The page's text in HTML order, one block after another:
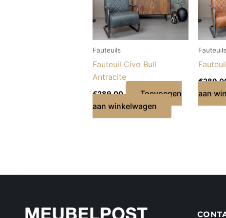
Fauteuils
Fauteuil Civo Bull
Antracite
€289,00
Toevoegen
aan winkelwagen
Fauteuils
€
aan